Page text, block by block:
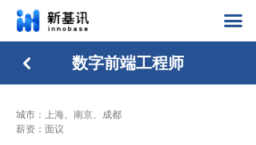
끀
首页
产品
行业应用
公司动态
城市：上海、南京、成都
薪资：面议
数字前端工程师
낒